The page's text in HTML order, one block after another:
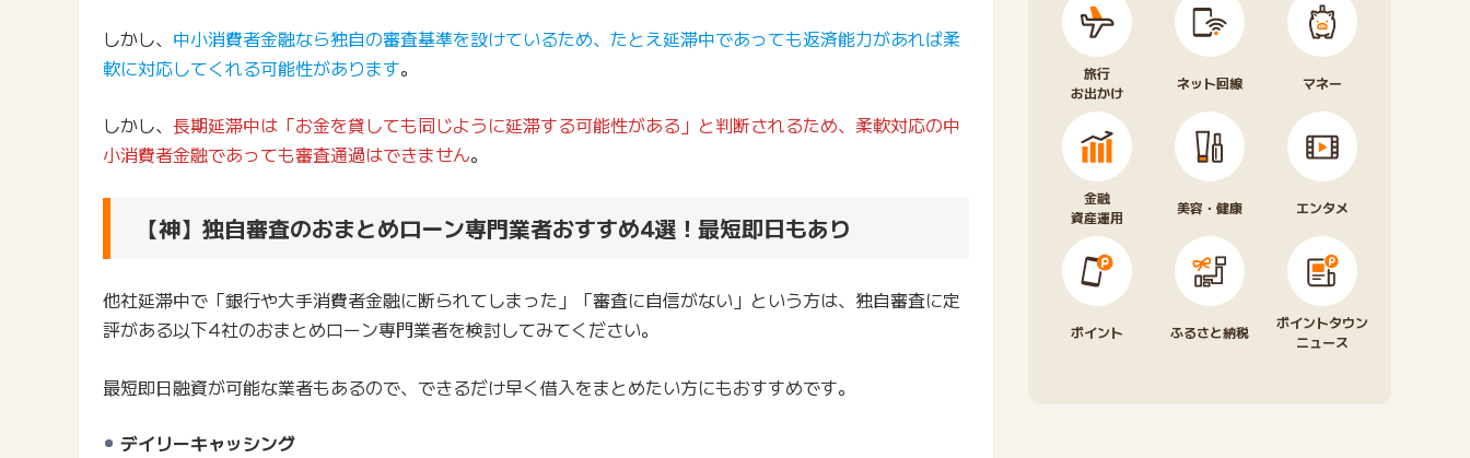
しかし、 中小消費者金融なら独自の審査基準を設けているため、たとえ延滞中であっても返済能力があれば柔
軟に対応してくれる可能性があります。
しかし、長期延滞中は「お金を貸しても同じように延滞する可能性がある」と判断されるため、柔軟対応の中
小消費者金融であっても審査通過はできません。
【神】独自審査のおまとめローン専門業者おすすめ4選！最短即日もあり
他社延滞中で「銀行や大手消費者金融に断られてしまった」「審査に自信がない」という方は、独自審査に定
評がある以下4社のおまとめローン専門業者を検討してみてください。
最短即日融資が可能な業者もあるので、できるだけ早く借入をまとめたい方にもおすすめです。
デイリーキャッシング
旅行
お出かけ
ネット回線 マネー
金融
資産運用
美容・健康 エンタメ
ポイント ふるさと納税
ポイントタウン
ニュース